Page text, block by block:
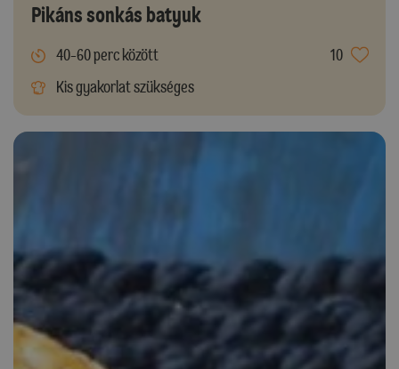
Pikáns sonkás batyuk
40-60 perc között
10
Kis gyakorlat szükséges